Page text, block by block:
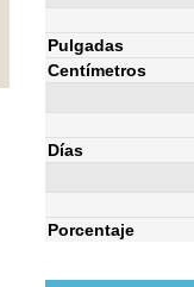
Pulgadas
Centímetros
Días
Porcentaje